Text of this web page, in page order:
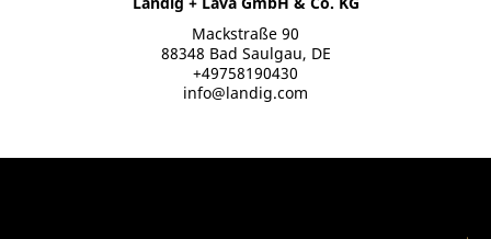
Mackstraße 90
88348 Bad Saulgau, DE
+49758190430
info@landig.com